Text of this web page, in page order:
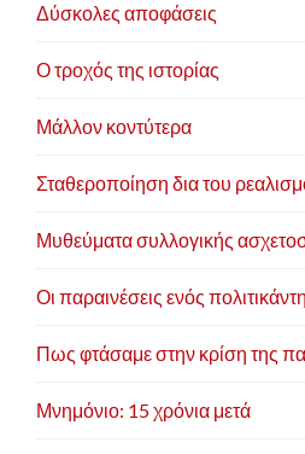
Δύσκολες αποφάσεις
Ο τροχός της ιστορίας
Μάλλον κοντύτερα
Σταθεροποίηση δια του
Μυθεύματα συλλογικής
Οι παραινέσεις ενός πολιτικάντη
Πως φτάσαμε στην κρίση της
Μνημόνιο: 15 χρόνια μετά